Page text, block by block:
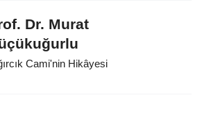
Dr. Murat
Cami'nin Hikâyesi